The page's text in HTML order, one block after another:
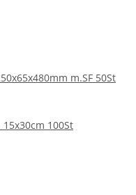
m.SF 50St